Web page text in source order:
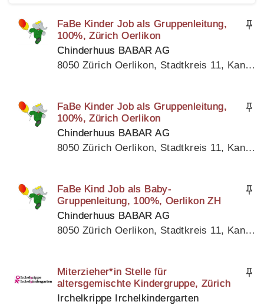
FaBe Kinder Job als Gruppenleitung,
100%, Zürich Oerlikon
Chinderhuus BABAR AG
8050 Zürich Oerlikon, Stadtkreis 11, Kanton Zürich
FaBe Kinder Job als Gruppenleitung,
100%, Zürich Oerlikon
Chinderhuus BABAR AG
8050 Zürich Oerlikon, Stadtkreis 11, Kanton Zürich
FaBe Kind Job als Baby-
Gruppenleitung, 100%, Oerlikon ZH
Chinderhuus BABAR AG
8050 Zürich Oerlikon, Stadtkreis 11, Kanton Zürich
Miterzieher*in Stelle für
altersgemischte Kindergruppe, Zürich
Irchelkrippe Irchelkindergarten